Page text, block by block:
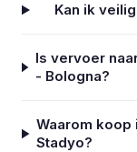
Kan ik
Is vervoer
- Bologna?
Waarom
Stadyo?